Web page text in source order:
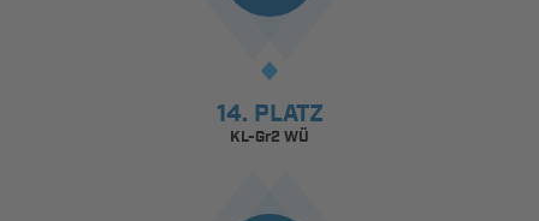
14. PLATZ
KL-Gr2 WÜ